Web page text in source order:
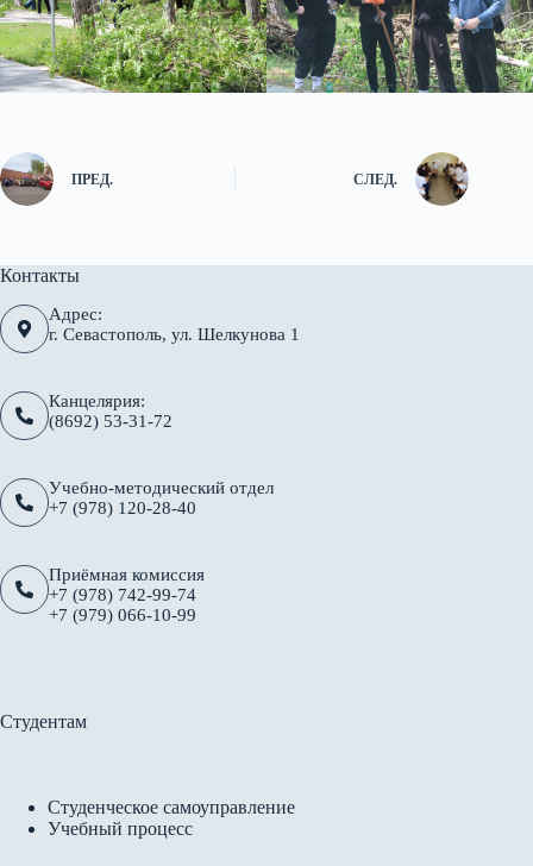
ПРЕД. СЛЕД.
Контакты
Адрес:
г. Севастополь, ул. Шелкунова 1
Канцелярия:
(8692) 53-31-72
Учебно-методический отдел
+7 (978) 120-28-40
Приёмная комиссия
+7 (978) 742-99-74
+7 (979) 066-10-99
Студентам
Студенческое самоуправление
Учебный процесс